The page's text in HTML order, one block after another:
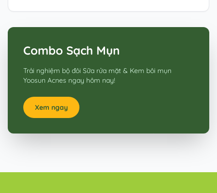
Combo Sạch Mụn
Trải nghiệm bộ đôi Sữa rửa mặt & Kem bôi mụn
Yoosun Acnes ngay hôm nay!
Xem ngay